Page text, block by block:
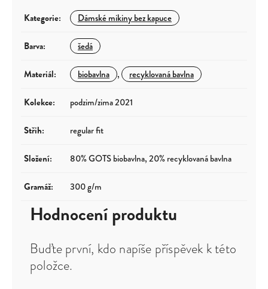
Kategorie: Dámské mikiny bez kapuce
Barva: šedá
Materiál: biobavlna , recyklovaná bavlna
Kolekce: podzim/zima 2021
Střih: regular fit
Složení: 80% GOTS biobavlna, 20% recyklovaná bavlna
Gramáž: 300 g/m
Hodnocení produktu
Buďte první, kdo napíše příspěvek k této
položce.